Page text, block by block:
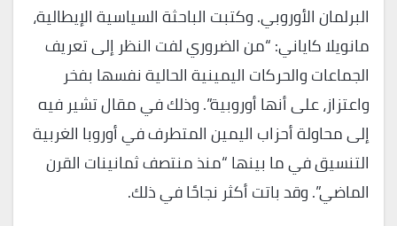
البرلمان الأوروبي. وكتبت الباحثة السياسية الإيطالية،
مانويلا كاياني: “من الضروري لفت النظر إلى تعريف
الجماعات والحركات اليمينية الحالية نفسها بفخر
واعتزاز، على أنها أوروبية”. وذلك في مقال تشير فيه
إلى محاولة أحزاب اليمين المتطرف في أوروبا الغربية
التنسيق في ما بينها “منذ منتصف ثمانينات القرن
الماضي”. وقد باتت أكثر نجاحًا في ذلك.